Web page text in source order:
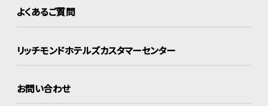
よくあるご質問
リッチモンドホテルズカスタマーセンター
お問い合わせ